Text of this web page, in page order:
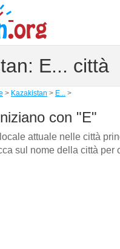
E... città
> Kazakistan > E... >
con "E"
attuale nelle città
sul nome della città per